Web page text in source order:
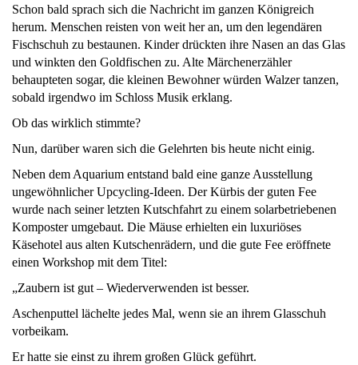
Schon bald sprach sich die Nachricht im ganzen Königreich
herum. Menschen reisten von weit her an, um den legendären
Fischschuh zu bestaunen. Kinder drückten ihre Nasen an das Glas
und winkten den Goldfischen zu. Alte Märchenerzähler
behaupteten sogar, die kleinen Bewohner würden Walzer tanzen,
sobald irgendwo im Schloss Musik erklang.
Ob das wirklich stimmte?
Nun, darüber waren sich die Gelehrten bis heute nicht einig.
Neben dem Aquarium entstand bald eine ganze Ausstellung
ungewöhnlicher Upcycling-Ideen. Der Kürbis der guten Fee
wurde nach seiner letzten Kutschfahrt zu einem solarbetriebenen
Komposter umgebaut. Die Mäuse erhielten ein luxuriöses
Käsehotel aus alten Kutschenrädern, und die gute Fee eröffnete
einen Workshop mit dem Titel:
„Zaubern ist gut – Wiederverwenden ist besser.
Aschenputtel lächelte jedes Mal, wenn sie an ihrem Glasschuh
vorbeikam.
Er hatte sie einst zu ihrem großen Glück geführt.